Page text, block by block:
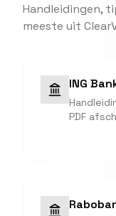
Handleidingen,
meeste uit
ING
PDF